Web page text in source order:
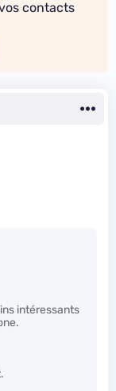
contacts
intéressants